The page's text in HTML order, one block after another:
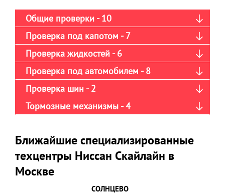
Общие проверки - 10
Проверка под капотом - 7
Проверка жидкостей - 6
Проверка под автомобилем - 8
Проверка шин - 2
Тормозные механизмы - 4
Ближайшие специализированные
техцентры Ниссан Скайлайн в
Москве
СОЛНЦЕВО